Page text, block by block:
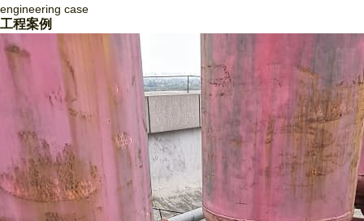
四川致盛消防工程有限公司
四川致盛消防工程有限公司，成立于2017年3月，2018年1月經四川省住
房和城鄉建設廳批準，獲得消防設施工程專業承包貳級資質和防水防腐保
溫工程專業承包貳級資質，并于2018年3月取得《 生產許可證》，隨后
取得了質量管理體系證書ISO9001和信用等級3A證書。四川致盛消防工
程有限公司是一家專業從事消防系統工程施工、消防系統運行咨詢和管
理、消防系統運行狀態監測、消防系統故障維修和整改、消防系統設備維
護保養為一體的專業施工企… ...
Read More
engineering case
工程案例